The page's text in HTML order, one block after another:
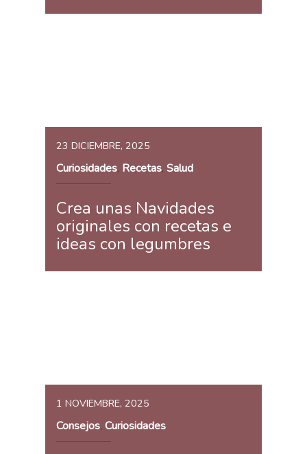
23 DICIEMBRE, 2025
Curiosidades, Recetas, Salud
Crea unas Navidades
originales con recetas e
ideas con legumbres
1 NOVIEMBRE, 2025
Consejos, Curiosidades